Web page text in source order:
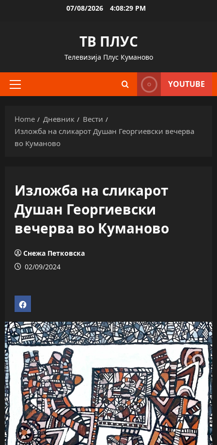
07/08/2026 4:08:30 PM
ТВ ПЛУС
Телевизија Плус Куманово
Primary
YOUTUBE
Home Дневник
Вести
Изложба на сликарот Душан Георгиевски вечерва
во Куманово
Изложба на сликарот
Душан Георгиевски
вечерва во Куманово
Снежа Петковска
02/09/2024